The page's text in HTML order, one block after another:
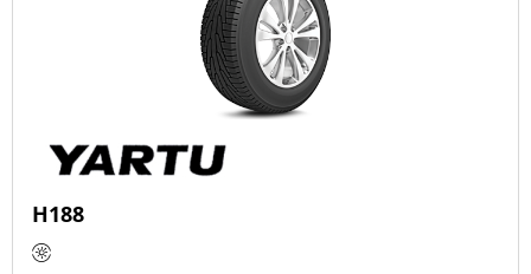
camioane ușoare, autovehicule comerciale și
autoturisme. Din 2021, anvelopele Yartu sunt
disponibile în centrele Euromaster din Europa,
Concepute pentru condusul zilnic, anvelopele Yartu
reprezintă o alegere potrivită pentru șoferii care
caută o variantă de buget fiabilă,
anvelopăpentru utilizarea zilnică. Gama Yartu
H188